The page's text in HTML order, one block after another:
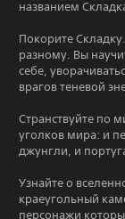
названием
Покорите
разному. Вы
себе,
врагов теневой
Странствуйте по
уголков мира: и
джунгли, и
Узнайте о
краеугольный
персонажи